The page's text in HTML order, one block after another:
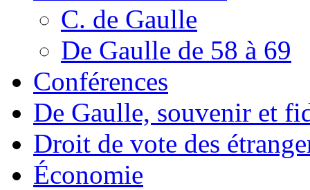
C. de Gaulle
De Gaulle de 58 à 69
Conférences
De Gaulle, souvenir et
Droit de vote des
Économie